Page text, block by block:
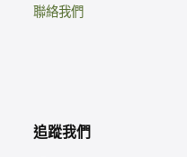
聯絡我們
追蹤我們